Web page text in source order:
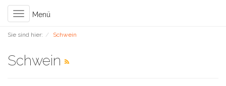
Toggle
navigation
Menü
Sie sind hier: Schwein
Schwein